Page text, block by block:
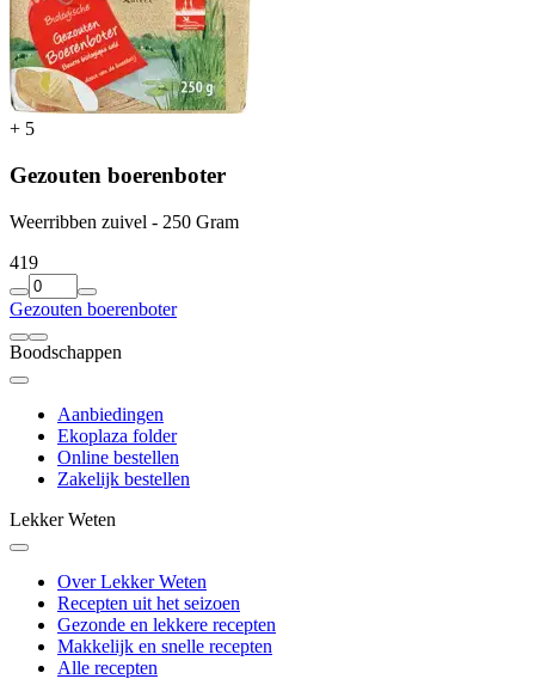
+ 5
Gezouten boerenboter
Weerribben zuivel - 250 Gram
419
Gezouten boerenboter
Boodschappen
Aanbiedingen
Ekoplaza folder
Online bestellen
Zakelijk bestellen
Lekker Weten
Over Lekker Weten
Recepten uit het seizoen
Gezonde en lekkere recepten
Makkelijk en snelle recepten
Alle recepten